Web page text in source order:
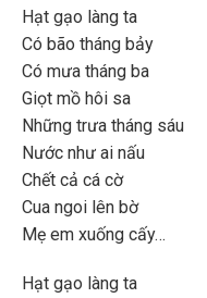
Hạt gạo làng ta
Có bão tháng bảy
Có mưa tháng ba
Giọt mồ hôi sa
Những trưa tháng sáu
Nước như ai nấu
Chết cả cá cờ
Cua ngoi lên bờ
Mẹ em xuống cấy…
Hạt gạo làng ta